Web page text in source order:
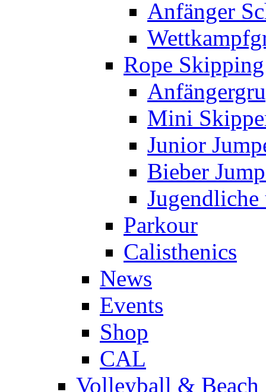
Anfänger
Rope Skipping
Mini
Junior
Bieber
Jugendliche
Parkour
Calisthenics
News
Events
Shop
CAL
Volleyball & Beach